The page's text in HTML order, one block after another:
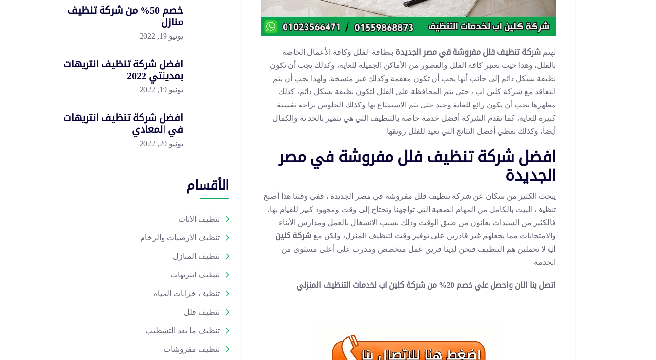
تهتم شركة تنظيف فلل مفروشة في مصر الجديدة بنظافة الفلل وكافة الأعمال الخاصة
بالفلل، وهذا حيث تعتبر كافة الفلل والقصور من الأماكن الجميلة للغاية، وكذلك يجب أن تكون
نظيفة بشكل دائم إلى جانب أنها يجب أن تكون معقمة وكذلك غير متسخة. ولهذا يجب أن يتم
التعاقد مع شركة كلين اب ، حتى يتم المحافظة على الفلل لتكون نظيفة بشكل دائم، كذلك
مظهرها يجب أن يكون رائع للغاية وجيد حتى يتم الاستمتاع بها وكذلك الجلوس براحة نفسية
كبيرة للغاية، كما تقدم الشركة أفضل خدمة خاصة بالتنظيف التي هي تتميز بالحداثة والكمال
أيضاً، وكذلك تعطي أفضل النتائج التي تعيد للفلل رونقها
افضل شركة تنظيف فلل مفروشة في مصر
الجديدة
يبحث الكثير من سكان عن شركة تنظيف فلل مفروشة في مصر الجديدة ، ففي وقتنا هذا أصبح
تنظيف البيت بالكامل من المهام الصعبة التي تواجهنا وتحتاج إلى وقت ومجهود كبير للقيام بها،
فالكثير من السيدات يعانون من ضيق الوقت وذلك بسبب الانشغال بالعمل ومدارس الأبناء
والامتحانات مما يجعلهم غير قادرين على توفير وقت لتنظيف المنزل، ولكن مع شركة كلين
اب لا تحملين هم التنظيف فنحن لدينا فريق عمل متخصص ومدرب على أعلى مستوى من
الخدمة.
اتصل بنا الان واحصل علي خصم 20% من شركة كلين اب لخدمات التنظيف المنزلي
خصم 50% من شركة تنظيف
منازل
يونيو 19, 2022
افضل شركة تنظيف انتريهات
بمدينتي 2022
يونيو 19, 2022
افضل شركة تنظيف انتريهات
في المعادي
يونيو 20, 2022
الأقسام
تنظيف الاثاث
تنظيف الارضيات والرخام
تنظيف المنازل
تنظيف انتريهات
تنظيف خزانات المياه
تنظيف فلل
تنظيف ما بعد التشطيب
تنظيف مفروشات